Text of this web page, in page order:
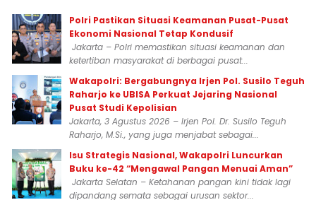
Polri Pastikan Situasi Keamanan Pusat-Pusat
Ekonomi Nasional Tetap Kondusif
Jakarta – Polri memastikan situasi keamanan dan
ketertiban masyarakat di berbagai pusat...
Wakapolri: Bergabungnya Irjen Pol. Susilo Teguh
Raharjo ke UBISA Perkuat Jejaring Nasional
Pusat Studi Kepolisian
Jakarta, 3 Agustus 2026 – Irjen Pol. Dr. Susilo Teguh
Raharjo, M.Si., yang juga menjabat sebagai...
Isu Strategis Nasional, Wakapolri Luncurkan
Buku ke-42 “Mengawal Pangan Menuai Aman”
Jakarta Selatan – Ketahanan pangan kini tidak lagi
dipandang semata sebagai urusan sektor...